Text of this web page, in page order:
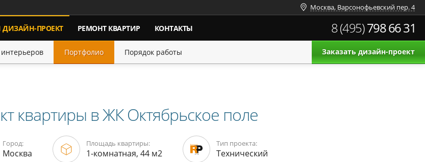
Москва, Варсонофьевский пер. 4
8 (495)798 66 31
ДИЗАЙН-ПРОЕКТ РЕМОНТ КВАРТИР КОНТАКТЫ
Портфолио Порядок работы Заказать дизайн-проект
квартиры в ЖК Октябрьское поле
Город:
Москва
Площадь квартиры:
1-комнатная, 44 м2
Тип проекта:
Технический